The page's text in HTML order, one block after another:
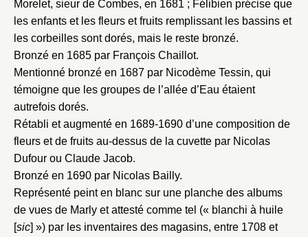
Morelet, sieur de Combes, en 1681 ; Félibien précise que
les enfants et les fleurs et fruits remplissant les bassins et
les corbeilles sont dorés, mais le reste bronzé.
Bronzé en 1685 par François Chaillot.
Mentionné bronzé en 1687 par Nicodème Tessin, qui
témoigne que les groupes de l’allée d’Eau étaient
autrefois dorés.
Rétabli et augmenté en 1689-1690 d’une composition de
fleurs et de fruits au-dessus de la cuvette par Nicolas
Dufour ou Claude Jacob.
Bronzé en 1690 par Nicolas Bailly.
Représenté peint en blanc sur une planche des albums
de vues de Marly et attesté comme tel (« blanchi à huile
[sic] ») par les inventaires des magasins, entre 1708 et